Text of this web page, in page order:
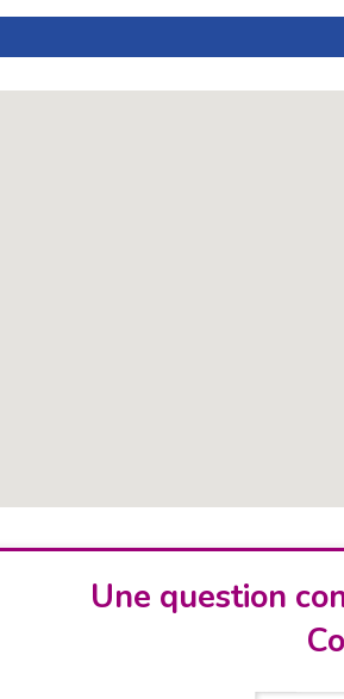
Une question